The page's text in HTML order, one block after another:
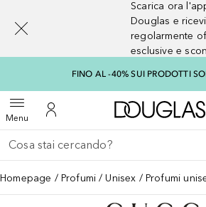
Scarica ora
Douglas e ricevi
regolarmente
esclusive e
FINO AL -40% SUI PRODOTTI
MenuApri menuAl Mio Account
Torna indietro
Esegui ricerca
Homepage Profumi Unisex Profumi
[navigation.slideout.screenreader]